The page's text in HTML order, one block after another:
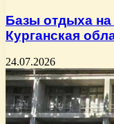
Базы отдыха
Курганская
24.07.2026